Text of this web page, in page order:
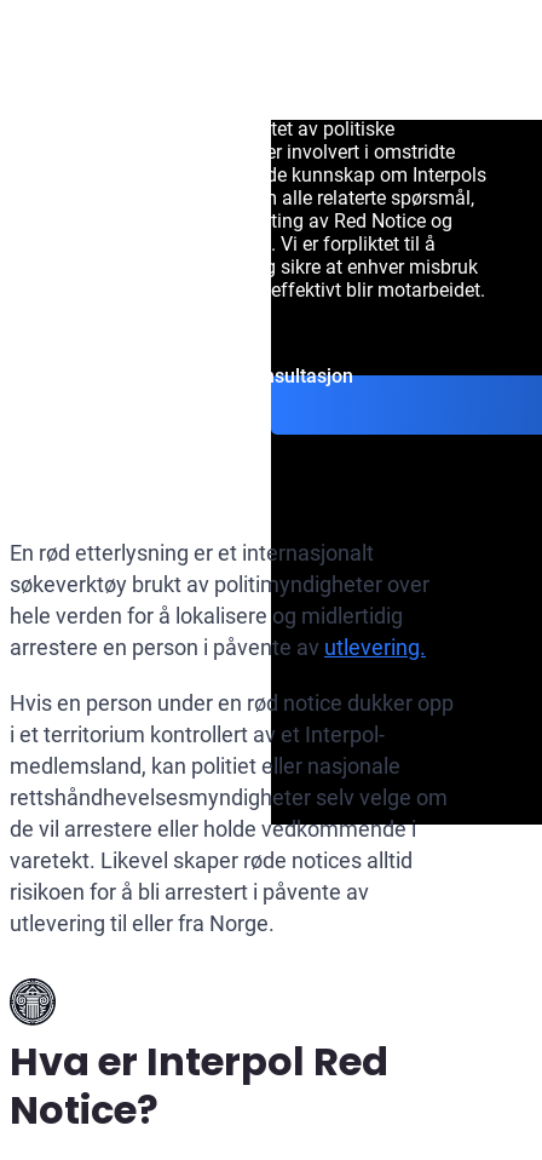
fagpersoner som er målrettet av politiske
motstandere eller de som er involvert i omstridte
sivile tvister. Med inngående kunnskap om Interpols
prosedyrer kan vi gi råd om alle relaterte spørsmål,
som diffusion notices, sletting av Red Notice og
forebygging av Red Notice. Vi er forpliktet til å
beskytte dine rettigheter og sikre at enhver misbruk
av dette kraftige verktøyet effektivt blir motarbeidet.
Få en konsultasjon
En rød etterlysning er et internasjonalt
søkeverktøy brukt av politimyndigheter over
hele verden for å lokalisere og midlertidig
arrestere en person i påvente av utlevering.
Hvis en person under en rød notice dukker opp
i et territorium kontrollert av et Interpol-
medlemsland, kan politiet eller nasjonale
rettshåndhevelsesmyndigheter selv velge om
de vil arrestere eller holde vedkommende i
varetekt. Likevel skaper røde notices alltid
risikoen for å bli arrestert i påvente av
utlevering til eller fra Norge.
Hva er Interpol Red
Notice?